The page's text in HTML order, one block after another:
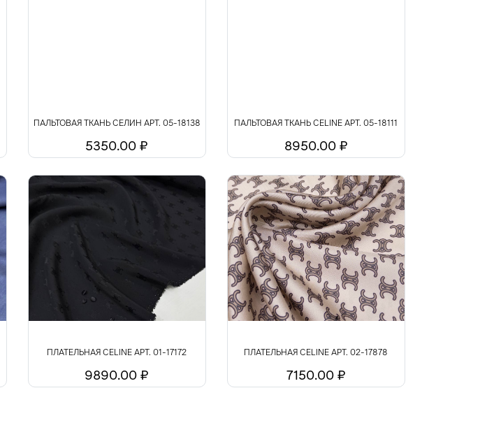
ПАЛЬТОВАЯ ТКАНЬ СЕЛИН АРТ. 05-18138
5350.00 ₽
ПАЛЬТОВАЯ ТКАНЬ CELINE АРТ. 05-18111
8950.00 ₽
ПЛАТЕЛЬНАЯ CELINE АРТ. 01-17172
9890.00 ₽
ПЛАТЕЛЬНАЯ CELINЕ АРТ. 02-17878
7150.00 ₽